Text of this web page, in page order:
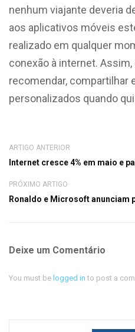
nenhum viajante deveria
aos aplicativos móveis
realizado em qualquer
conexão à internet.
recomendar, compartilhar
personalizados quando
ARTIGO ANTERIOR
Internet cresce 4% em maio e
PRÓXIMO ARTIGO
Ronaldo e Microsoft anunciam
Deixe um Comentário
You must be logged in to post a